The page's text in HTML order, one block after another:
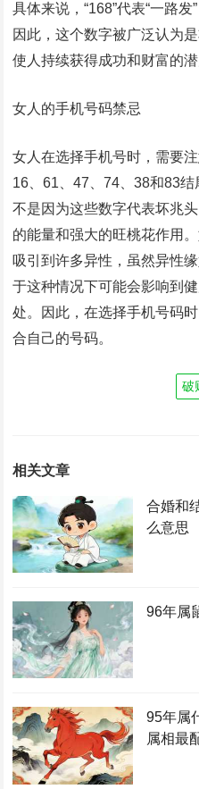
具体来说，“168”代表“一路发
因此，这个数字被广泛认为
使人持续获得成功和财富的潜
女人的手机号码禁忌
女人在选择手机号时，需要
16、61、47、74、38和83
不是因为这些数字代表坏兆
的能量和强大的旺桃花作用
吸引到许多异性，虽然异性
于这种情况下可能会影响到
处。因此，在选择手机号码
合自己的号码。
破
相关文章
合婚和
么意思
96年属
95年属
属相最